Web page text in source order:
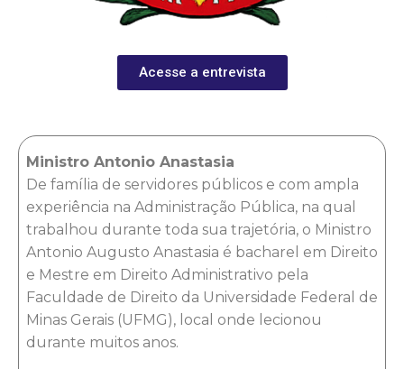
Acesse a entrevista
Ministro Antonio Anastasia
De família de servidores públicos e com ampla
experiência na Administração Pública, na qual
trabalhou durante toda sua trajetória, o Ministro
Antonio Augusto Anastasia é bacharel em Direito
e Mestre em Direito Administrativo pela
Faculdade de Direito da Universidade Federal de
Minas Gerais (UFMG), local onde lecionou
durante muitos anos.